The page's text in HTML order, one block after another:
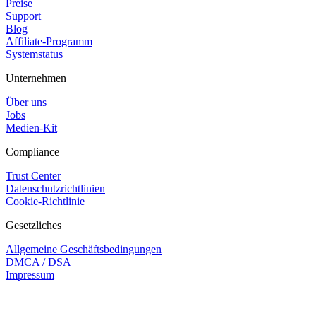
Preise
Support
Blog
Affiliate-Programm
Systemstatus
Unternehmen
Über uns
Jobs
Medien-Kit
Compliance
Trust Center
Datenschutzrichtlinien
Cookie-Richtlinie
Gesetzliches
Allgemeine Geschäftsbedingungen
DMCA / DSA
Impressum